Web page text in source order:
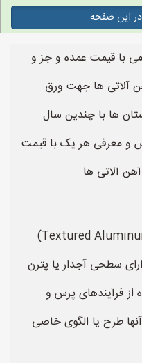
این صفحه
با قیمت عمده و جز و
آلاتی ها جهت ورق
ها با چندین سال
و معرفی هر یک با قیمت
آلاتی ها
ورق آجدار آلومینیومی (Textured Aluminum Sheet)
سطحی آجدار یا پترن
از فرآیندهای پرس و
طرح یا الگوی خاصی